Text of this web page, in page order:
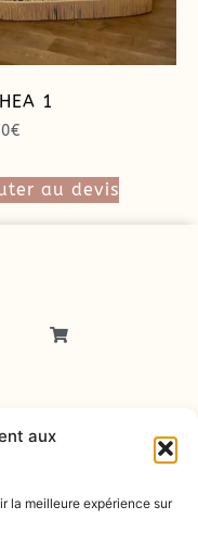
aux
la meilleure expérience sur
1
€
au devis